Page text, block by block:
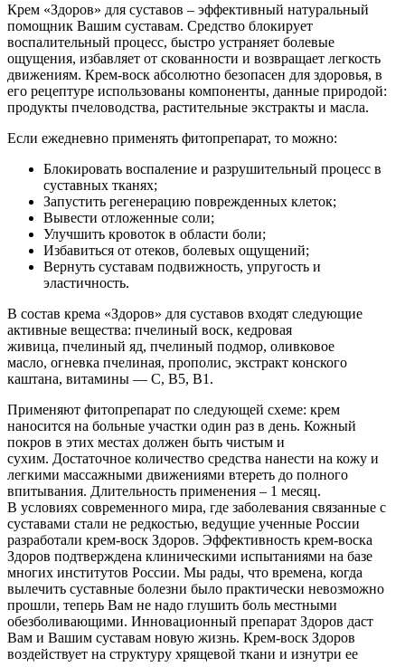
Крем «Здоров» для суставов – эффективный натуральный
помощник Вашим суставам. Средство блокирует
воспалительный процесс, быстро устраняет болевые
ощущения, избавляет от скованности и возвращает легкость
движениям. Крем-воск абсолютно безопасен для здоровья, в
его рецептуре использованы компоненты, данные природой:
продукты пчеловодства, растительные экстракты и масла.
Если ежедневно применять фитопрепарат, то можно:
Блокировать воспаление и разрушительный процесс в
суставных тканях;
Запустить регенерацию поврежденных клеток;
Вывести отложенные соли;
Улучшить кровоток в области боли;
Избавиться от отеков, болевых ощущений;
Вернуть суставам подвижность, упругость и
эластичность.
В состав крема «Здоров» для суставов входят следующие
активные вещества: пчелиный воск, кедровая
живица, пчелиный яд, пчелиный подмор, оливковое
масло, огневка пчелиная, прополис, экстракт конского
каштана, витамины — С, В5, В1.
Применяют фитопрепарат по следующей схеме: крем
наносится на больные участки один раз в день. Кожный
покров в этих местах должен быть чистым и
сухим. Достаточное количество средства нанести на кожу и
легкими массажными движениями втереть до полного
впитывания. Длительность применения – 1 месяц.
В условиях современного мира, где заболевания связанные с
суставами стали не редкостью, ведущие ученные России
разработали крем-воск Здоров. Эффективность крем-воска
Здоров подтверждена клиническими испытаниями на базе
многих институтов России. Мы рады, что времена, когда
вылечить суставные болезни было практически невозможно
прошли, теперь Вам не надо глушить боль местными
обезболивающими. Инновационный препарат Здоров даст
Вам и Вашим суставам новую жизнь. Крем-воск Здоров
воздействует на структуру хрящевой ткани и изнутри ее